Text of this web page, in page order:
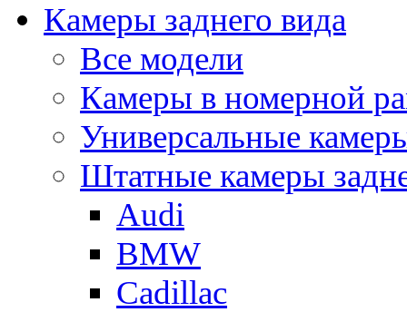
Камеры заднего вида
Все модели
Камеры в номерной
Универсальные
Штатные камеры
Audi
BMW
Cadillac